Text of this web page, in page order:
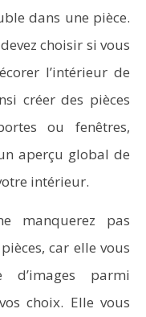
dans une pièce.
choisir si vous
l’intérieur de
créer des pièces
ou fenêtres,
aperçu global de
intérieur.
manquerez pas
car elle vous
parmi
choix. Elle vous